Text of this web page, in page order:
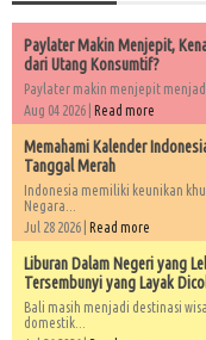
Paylater Makin Menjepit,
dari Utang Konsumtif?
Paylater makin menjepit
Aug 04 2026 | Read more
Memahami Kalender
Tanggal Merah
Indonesia memiliki keunikan
Negara...
Jul 28 2026 | Read more
Liburan Dalam Negeri yang
Tersembunyi yang Layak
Bali masih menjadi destinasi
domestik...